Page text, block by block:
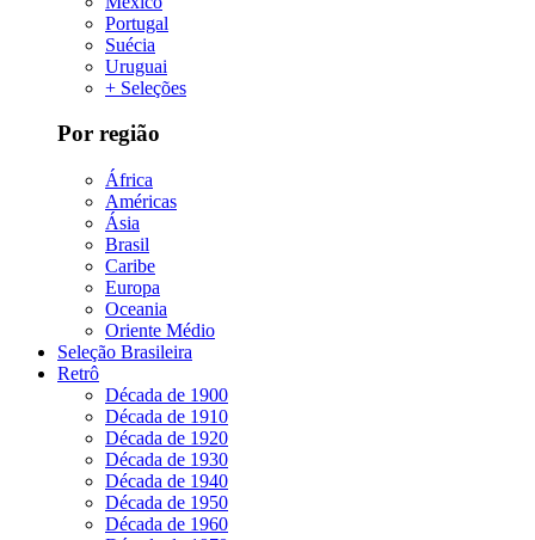
Portugal
Suécia
Uruguai
+ Seleções
Por região
África
Américas
Ásia
Brasil
Caribe
Europa
Oceania
Oriente Médio
Seleção Brasileira
Retrô
Década de 1900
Década de 1910
Década de 1920
Década de 1930
Década de 1940
Década de 1950
Década de 1960